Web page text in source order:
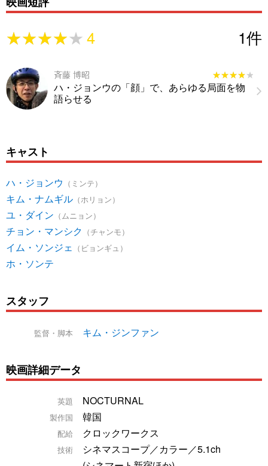
★★★★★
★★★★★4 1件
斉藤 博昭 ★★★★★
★★★★★
ハ・ジョンウの「顔」で、あらゆる局面を物
語らせる
キャスト
ハ・ジョンウ （ミンテ）
キム・ナムギル （ホリョン）
ユ・ダイン （ムニョン）
チョン・マンシク （チャンモ）
イム・ソンジェ （ビョンギュ）
ホ・ソンテ
スタッフ
監督・脚本 キム・ジンファン
映画詳細データ
英題 NOCTURNAL
製作国 韓国
配給 クロックワークス
技術
シネマスコープ／カラー／5.1ch